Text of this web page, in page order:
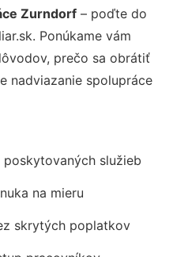
Zurndorf – poďte do
Ponúkame vám
prečo sa obrátiť
nadviazanie spolupráce
služieb
na mieru
skrytých poplatkov